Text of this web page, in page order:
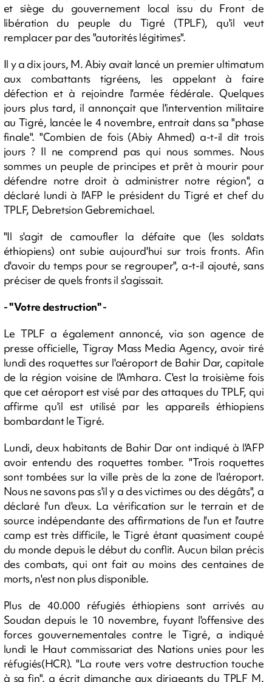
et siège du gouvernement local issu du Front de
libération du peuple du Tigré (TPLF), qu'il veut
remplacer par des "autorités légitimes".
Il y a dix jours, M. Abiy avait lancé un premier ultimatum
aux combattants tigréens, les appelant à faire
défection et à rejoindre l'armée fédérale. Quelques
jours plus tard, il annonçait que l'intervention militaire
au Tigré, lancée le 4 novembre, entrait dans sa "phase
finale". "Combien de fois (Abiy Ahmed) a-t-il dit trois
jours ? Il ne comprend pas qui nous sommes. Nous
sommes un peuple de principes et prêt à mourir pour
défendre notre droit à administrer notre région", a
déclaré lundi à l'AFP le président du Tigré et chef du
TPLF, Debretsion Gebremichael.
"Il s'agit de camoufler la défaite que (les soldats
éthiopiens) ont subie aujourd'hui sur trois fronts. Afin
d'avoir du temps pour se regrouper", a-t-il ajouté, sans
préciser de quels fronts il s'agissait.
- "Votre destruction" -
Le TPLF a également annoncé, via son agence de
presse officielle, Tigray Mass Media Agency, avoir tiré
lundi des roquettes sur l'aéroport de Bahir Dar, capitale
de la région voisine de l'Amhara. C'est la troisième fois
que cet aéroport est visé par des attaques du TPLF, qui
affirme qu'il est utilisé par les appareils éthiopiens
bombardant le Tigré.
Lundi, deux habitants de Bahir Dar ont indiqué à l'AFP
avoir entendu des roquettes tomber. "Trois roquettes
sont tombées sur la ville près de la zone de l'aéroport.
Nous ne savons pas s'il y a des victimes ou des dégâts", a
déclaré l'un d'eux. La vérification sur le terrain et de
source indépendante des affirmations de l'un et l'autre
camp est très difficile, le Tigré étant quasiment coupé
du monde depuis le début du conflit. Aucun bilan précis
des combats, qui ont fait au moins des centaines de
morts, n'est non plus disponible.
Plus de 40.000 réfugiés éthiopiens sont arrivés au
Soudan depuis le 10 novembre, fuyant l'offensive des
forces gouvernementales contre le Tigré, a indiqué
lundi le Haut commissariat des Nations unies pour les
réfugiés(HCR). "La route vers votre destruction touche
à sa fin", a écrit dimanche aux dirigeants du TPLF M.